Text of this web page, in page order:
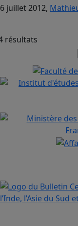
6 juillet 2012,
résultats